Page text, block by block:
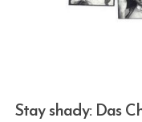
Stay shady: Das